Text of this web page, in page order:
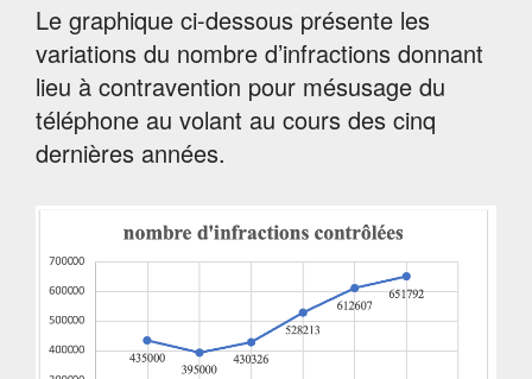
Le graphique ci-dessous présente les
variations du nombre d’infractions donnant
lieu à contravention pour mésusage du
téléphone au volant au cours des cinq
dernières années.